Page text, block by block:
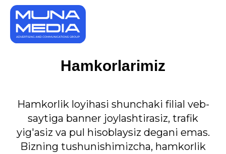
Hamkorlarimiz
Hamkorlik loyihasi shunchaki filial veb-
saytiga banner joylashtirasiz, trafik
yig'asiz va pul hisoblaysiz degani emas.
Bizning tushunishimizcha, hamkorlik